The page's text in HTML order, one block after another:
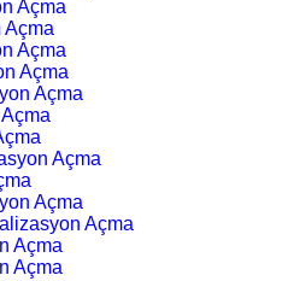
Açma
Açma
Açma
Açma
Açma
Açma
Açma
Açma
Açma
Açma